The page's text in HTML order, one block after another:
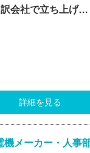
訳会社で立ち上げ…
詳細を見る